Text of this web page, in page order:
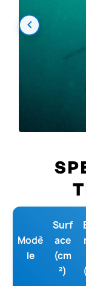
Modè
le
Surf
ace
(cm
²)